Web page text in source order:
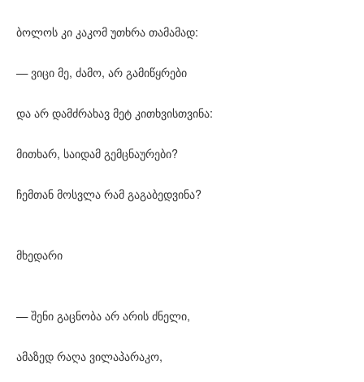
ბოლოს კი კაკომ უთხრა თამამად:
— ვიცი მე, ძამო, არ გამიწყრები
და არ დამძრახავ მეტ კითხვისთვინა:
მითხარ, საიდამ გემცნაურები?
ჩემთან მოსვლა რამ გაგაბედვინა?
მხედარი
— შენი გაცნობა არ არის ძნელი,
ამაზედ რაღა ვილაპარაკო,